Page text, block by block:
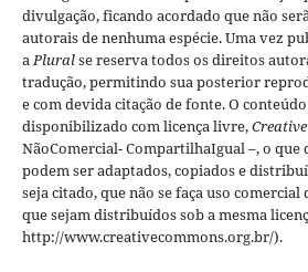
divulgação, ficando acordado que não
autorais de nenhuma espécie. Uma vez
aPluralse reserva todos os direitos
tradução, permitindo sua posterior
e com devida citação de fonte.O
disponibilizado com licença livre,
NãoComercial- CompartilhaIgual –, o que
podem ser adaptados, copiados e
seja citado, que não se faça uso comercial
que sejam distribuídos sob a mesma
http://www.creativecommons.org.br/).